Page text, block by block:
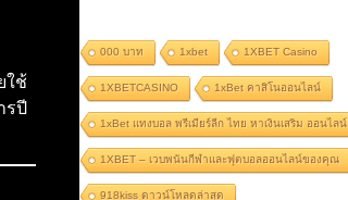
ใช้
รปี
000 บาท 1xbet 1XBET Casino
1XBETCASINO 1xBet คาสิโนออนไลน์
1xBet แทงบอล พรีเมียร์ลีก ไทย หาเงินเสริม ออนไลน์
1XBET – เวบพนันกีฬาและฟุตบอลออนไลน์ของคุณ
918kiss ดาวน์โหลดล่าสุด